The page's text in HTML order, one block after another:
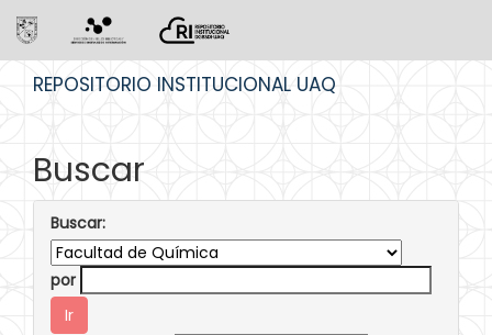
REPOSITORIO INSTITUCIONAL UAQ
Buscar
Buscar:
por